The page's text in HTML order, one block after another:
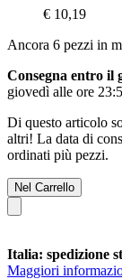
€ 10,19
Ancora 6 pezzi in
Consegna entro il
giovedì alle ore
Di questo articolo
altri! La data di
ordinati più pezzi.
Nel Carrello
Italia: spedizione
Maggiori